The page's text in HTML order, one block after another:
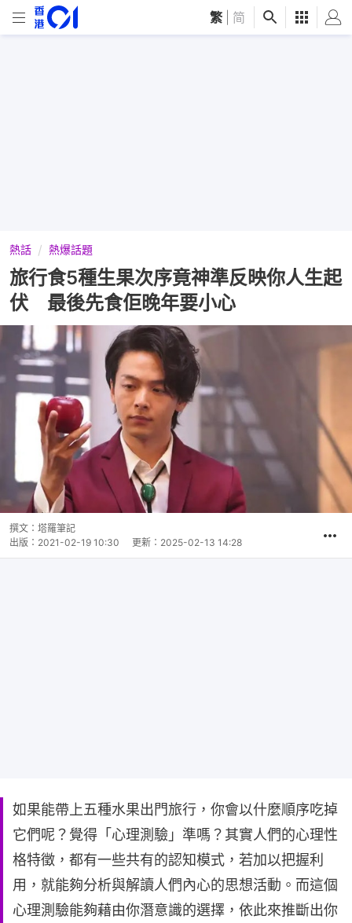
繁 简
熱話 熱爆話題
旅行食5種生果次序竟神準反映你人生起
伏 最後先食佢晚年要小心
撰文： 塔羅筆記
出版： 2021-02-19 10:30 更新： 2025-02-13 14:28
如果能帶上五種水果出門旅行，你會以什麼順序吃掉
它們呢？覺得「心理測驗」準嗎？其實人們的心理性
格特徵，都有一些共有的認知模式，若加以把握利
用，就能夠分析與解讀人們內心的思想活動。而這個
心理測驗能夠藉由你潛意識的選擇，依此來推斷出你